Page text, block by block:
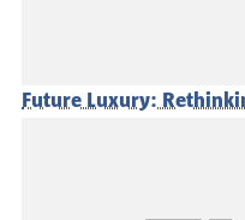
Future Luxury: